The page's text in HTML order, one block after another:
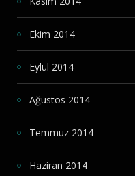
Ekim 2014
Eylül 2014
Ağustos 2014
Temmuz 2014
Haziran 2014